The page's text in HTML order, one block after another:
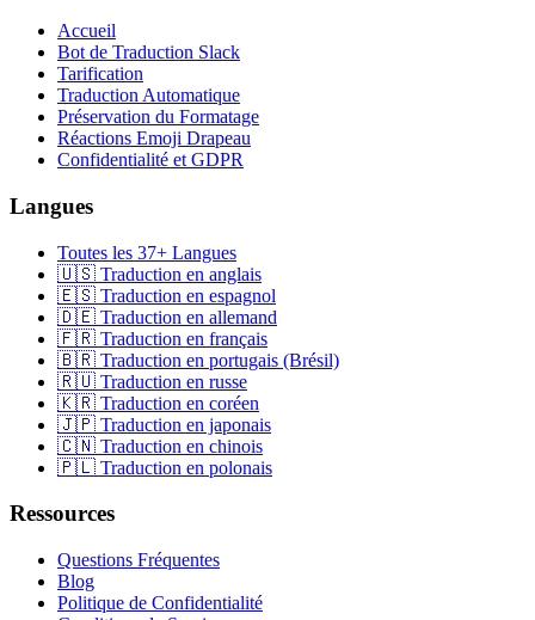
Accueil
Bot de Traduction Slack
Tarification
Traduction Automatique
Préservation du Formatage
Réactions Emoji Drapeau
Confidentialité et GDPR
Langues
Toutes les 37+ Langues
🇺🇸 Traduction en anglais
🇪🇸 Traduction en espagnol
🇩🇪 Traduction en allemand
🇫🇷 Traduction en français
🇧🇷 Traduction en portugais (Brésil)
🇷🇺 Traduction en russe
🇰🇷 Traduction en coréen
🇯🇵 Traduction en japonais
🇨🇳 Traduction en chinois
🇵🇱 Traduction en polonais
Ressources
Questions Fréquentes
Blog
Politique de Confidentialité